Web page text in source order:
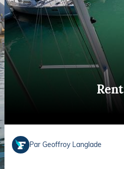
Par Geoffroy Langlade